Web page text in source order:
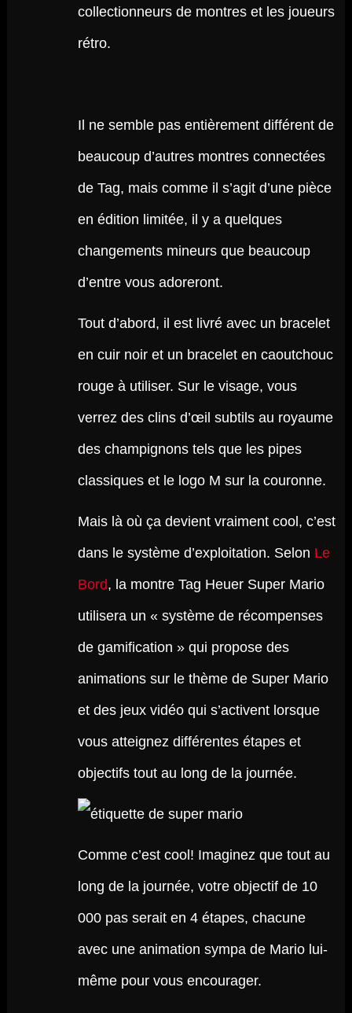
collectionneurs de montres et les joueurs
rétro.
Il ne semble pas entièrement différent de
beaucoup d’autres montres connectées
de Tag, mais comme il s’agit d’une pièce
en édition limitée, il y a quelques
changements mineurs que beaucoup
d’entre vous adoreront.
Tout d’abord, il est livré avec un bracelet
en cuir noir et un bracelet en caoutchouc
rouge à utiliser. Sur le visage, vous
verrez des clins d’œil subtils au royaume
des champignons tels que les pipes
classiques et le logo M sur la couronne.
Mais là où ça devient vraiment cool, c’est
dans le système d’exploitation. Selon Le
Bord, la montre Tag Heuer Super Mario
utilisera un « système de récompenses
de gamification » qui propose des
animations sur le thème de Super Mario
et des jeux vidéo qui s’activent lorsque
vous atteignez différentes étapes et
objectifs tout au long de la journée.
Comme c’est cool! Imaginez que tout au
long de la journée, votre objectif de 10
000 pas serait en 4 étapes, chacune
avec une animation sympa de Mario lui-
même pour vous encourager.